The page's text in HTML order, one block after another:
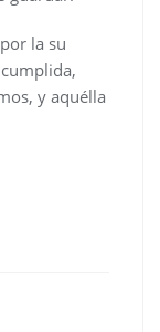
la su
y aquélla